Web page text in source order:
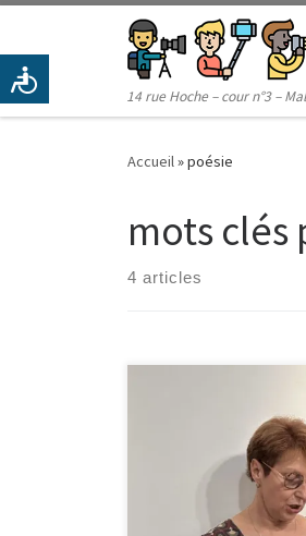
Passer au contenu
14 rue Hoche – cour n°3 –
Accueil»poésie
mots clés
4 articles
Jeudi 3 octobre
l’exposition de Susy
disparues » à la
Malakoff. Celle-ci est
octobre. Retour en